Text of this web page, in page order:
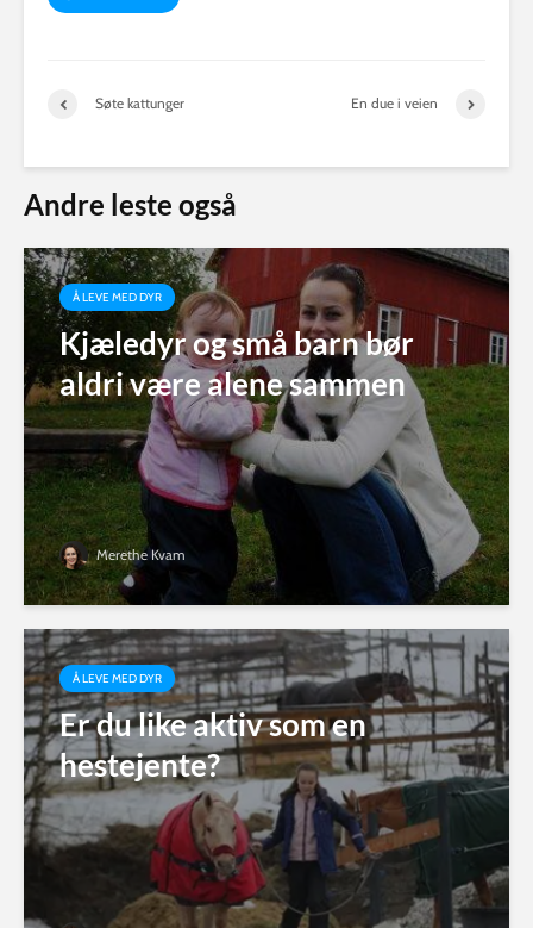
Søte kattunger En due i veien
Andre leste også
Å LEVE MED DYR
Kjæledyr og små barn bør
aldri være alene sammen
Merethe Kvam
Å LEVE MED DYR
Er du like aktiv som en
hestejente?